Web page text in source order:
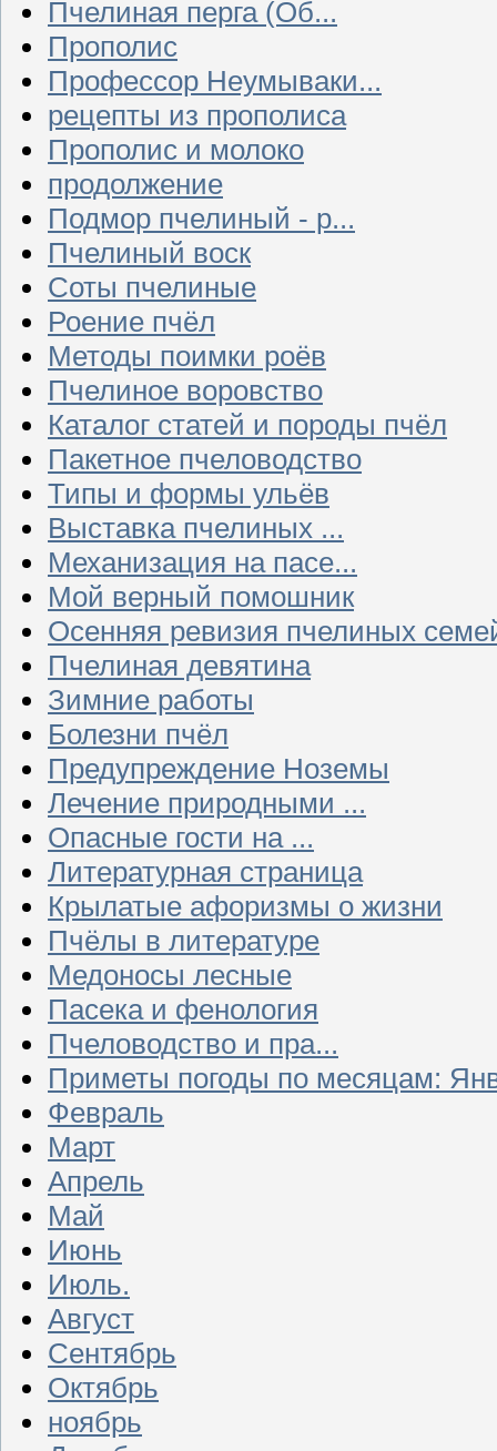
Пчелиная перга (Об...
Прополис
Профессор Неумываки...
рецепты из прополиса
Прополис и молоко
продолжение
Подмор пчелиный - р...
Пчелиный воск
Соты пчелиные
Роение пчёл
Методы поимки роёв
Пчелиное воровство
Каталог статей и породы пчёл
Пакетное пчеловодство
Типы и формы ульёв
Выставка пчелиных ...
Механизация на пасе...
Мой верный помошник
Осенняя ревизия пчелиных
Пчелиная девятина
Зимние работы
Болезни пчёл
Предупреждение Ноземы
Лечение природными ...
Опасные гости на ...
Литературная страница
Крылатые афоризмы о жизни
Пчёлы в литературе
Медоносы лесные
Пасека и фенология
Пчеловодство и пра...
Приметы погоды по месяцам:
Февраль
Март
Апрель
Май
Июнь
Июль.
Август
Сентябрь
Октябрь
ноябрь